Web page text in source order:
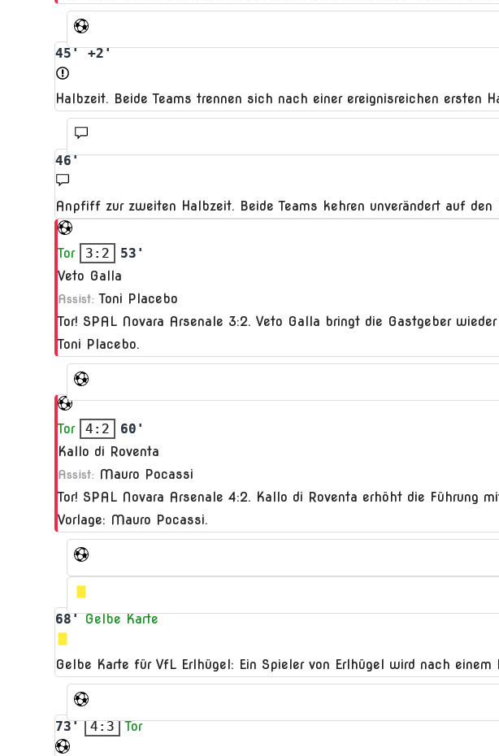
45' +2'
Halbzeit. Beide Teams trennen sich nach einer ereignisreichen ersten
46'
Anpfiff zur zweiten Halbzeit. Beide Teams kehren unverändert auf
Tor 3:2
53'
Veto Galla
Assist:Toni Placebo
Tor! SPAL Novara Arsenale 3:2. Veto Galla bringt die Gastgeber
Toni Placebo.
Tor 4:2
60'
Kallo di Roventa
Assist: Mauro Pocassi
Tor! SPAL Novara Arsenale 4:2. Kallo di Roventa erhöht die Führung
Vorlage: Mauro Pocassi.
68' Gelbe Karte
Gelbe Karte für VfL Erlhügel: Ein Spieler von Erlhügel wird nach einem
73' 4:3 Tor